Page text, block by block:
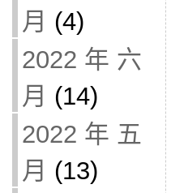
月 (4)
2022 年 六
月 (14)
2022 年 五
月 (13)